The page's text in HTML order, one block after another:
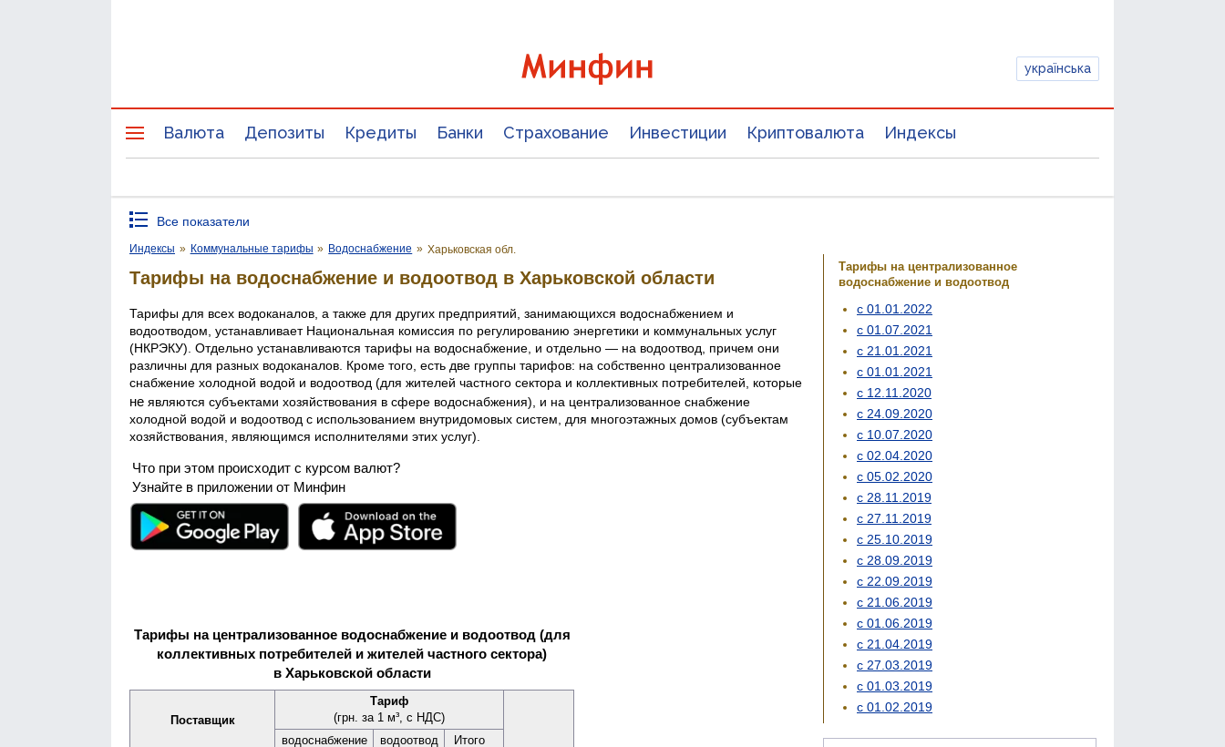
українська
Валюта Депозиты Кредиты Банки Страхование Инвестиции Криптовалюта Индексы
Все показатели
Индексы » Коммунальные тарифы » Водоснабжение » Харьковская обл.
Тарифы на водоснабжение и водоотвод в Харьковской области
Тарифы для всех водоканалов, а также для других предприятий, занимающихся водоснабжением и
водоотводом, устанавливает Национальная комиссия по регулированию энергетики и коммунальных услуг
(НКРЭКУ). Отдельно устанавливаются тарифы на водоснабжение, и отдельно — на водоотвод, причем они
различны для разных водоканалов. Кроме того, есть две группы тарифов: на собственно централизованное
снабжение холодной водой и водоотвод (для жителей частного сектора и коллективных потребителей, которые
не являются субъектами хозяйствования в сфере водоснабжения), и на централизованное снабжение
холодной водой и водоотвод с использованием внутридомовых систем, для многоэтажных домов (субъектам
хозяйствования, являющимся исполнителями этих услуг).
Что при этом происходит с курсом валют?
Узнайте в приложении от Минфин
Тарифы на централизованное водоснабжение и водоотвод (для
коллективных потребителей и жителей частного сектора)
в Харьковской области
Поставщик
Тариф
(грн. за 1 м³, с НДС)
водо­снабжение
водо­отвод
Итого
Тарифы на централизованное
водоснабжение и водоотвод
с 01.01.2022
с 01.07.2021
с 21.01.2021
с 01.01.2021
с 12.11.2020
с 24.09.2020
с 10.07.2020
с 02.04.2020
с 05.02.2020
с 28.11.2019
с 27.11.2019
с 25.10.2019
с 28.09.2019
с 22.09.2019
с 21.06.2019
с 01.06.2019
с 21.04.2019
с 27.03.2019
с 01.03.2019
с 01.02.2019